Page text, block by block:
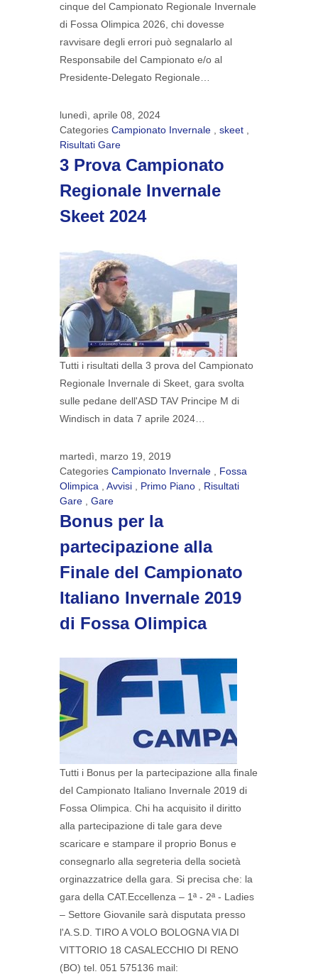
cinque del Campionato Regionale Invernale
di Fossa Olimpica 2026, chi dovesse
ravvisare degli errori può segnalarlo al
Responsabile del Campionato e/o al
Presidente-Delegato Regionale…
lunedì, aprile 08, 2024
Categories Campionato Invernale skeet
Risultati Gare
3 Prova Campionato
Regionale Invernale
Skeet 2024
Tutti i risultati della 3 prova del Campionato
Regionale Invernale di Skeet, gara svolta
sulle pedane dell'ASD TAV Principe M di
Windisch in data 7 aprile 2024…
martedì, marzo 19, 2019
Categories Campionato Invernale
Fossa
Olimpica
Avvisi Primo Piano
Risultati
Gare
Gare
Bonus per la
partecipazione alla
Finale del Campionato
Italiano Invernale 2019
di Fossa Olimpica
Tutti i Bonus per la partecipazione alla finale
del Campionato Italiano Invernale 2019 di
Fossa Olimpica. Chi ha acquisito il diritto
alla partecipazione di tale gara deve
scaricare e stampare il proprio Bonus e
consegnarlo alla segreteria della società
orginazzatrice della gara. Si precisa che: la
gara della CAT.Eccellenza – 1ª - 2ª - Ladies
– Settore Giovanile sarà disputata presso
l'A.S.D. TIRO A VOLO BOLOGNA VIA DI
VITTORIO 18 CASALECCHIO DI RENO
(BO) tel. 051 575136 mail: